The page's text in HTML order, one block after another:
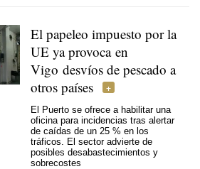
El papeleo impuesto por la
UE ya provoca en
Vigo desvíos de pescado a
otros países
El Puerto se ofrece a habilitar una
oficina para incidencias tras alertar
de caídas de un 25 % en los
tráficos. El sector advierte de
posibles desabastecimientos y
sobrecostes